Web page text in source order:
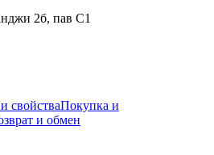
2б, пав С1
свойстваПокупка и
и обмен